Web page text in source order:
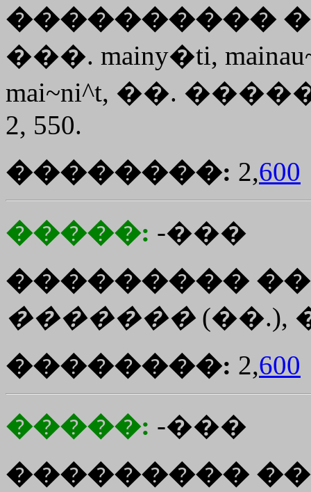
����������
���. mainy�ti,
mai~ni^t, ��.
2, 550.
��������: 2,600
�����: -���
���������
�������(��.),
��������: 2,600
�����: -���
���������